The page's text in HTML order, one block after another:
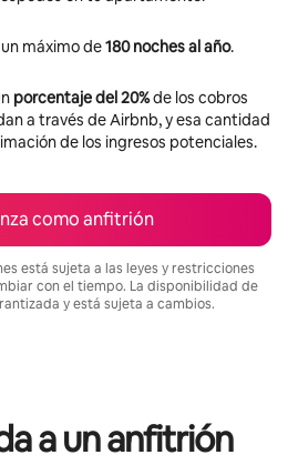
máximo de180 noches al año.
porcentaje del 20%de los cobros
a través de Airbnb, y esa cantidad
de los ingresos potenciales.
como anfitrión
está sujeta a las leyes y restricciones
con el tiempo. La disponibilidad de
y está sujeta a cambios.
a un anfitrión